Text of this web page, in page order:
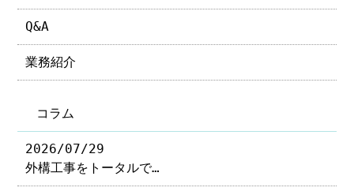
Q&A
業務紹介
コラム
2026/07/29
外構工事をトータルで…